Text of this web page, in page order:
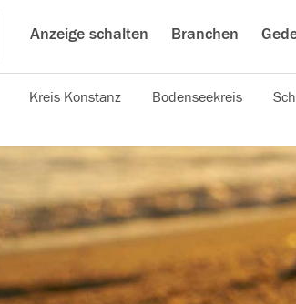
Anzeige schalten Branchen
Kreis Konstanz Bodenseekreis